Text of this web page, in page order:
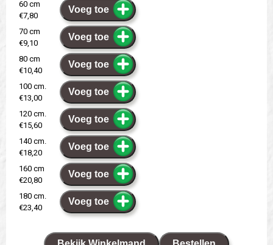
60 cm
€7,80
Voeg toe
70 cm
€9,10
Voeg toe
80 cm
€10,40
Voeg toe
100 cm.
€13,00
Voeg toe
120 cm.
€15,60
Voeg toe
140 cm.
€18,20
Voeg toe
160 cm
€20,80
Voeg toe
180 cm.
€23,40
Voeg toe